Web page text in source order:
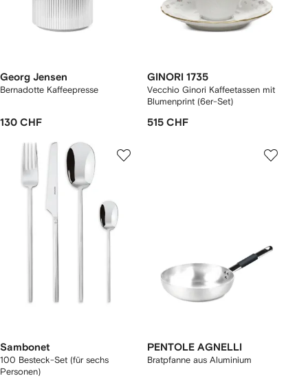
Georg Jensen
Bernadotte Kaffeepresse
130 CHF
GINORI 1735
Vecchio Ginori Kaffeetassen mit
Blumenprint (6er-Set)
515 CHF
Sambonet
100 Besteck-Set (für sechs
Personen)
PENTOLE AGNELLI
Bratpfanne aus Aluminium